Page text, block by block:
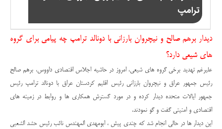
ترامپ
دیدار برهم صالح و نیچروان بارزانی با دونالد ترامپ چه پیامی برای گروه
های شیعی دارد؟
علیرغم تهدید برخی گروه های شیعی، امروز در حاشیه اجلاس اقتصادی داووس، برهم صالح
رئیس جمهور عراق و نیچروان بارزانی رئیس اقلیم کردستان عراق با دونالد ترامپ رئیس
جمهور ایالات متحده دیدار کرده و در مورد گسترش همکاری ها و روابط در زمینه های
اقتصادی و امنیتی گفت و گو نمودند.
این دیدار ها در حالی انجام شد که چندی پیش ، ابومهدی المهندس نائب رئیس حشد الشعبی